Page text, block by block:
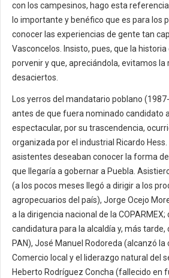
con los campesinos, hago esta
lo importante y benéfico que es para los
conocer las experiencias de gente tan
Vasconcelos. Insisto, pues, que la historia
porvenir y que, apreciándola, evitamos
desaciertos.
Los yerros del mandatario poblano
antes de que fuera nominado candidato
espectacular, por su trascendencia,
organizada por el industrial Ricardo
asistentes deseaban conocer la forma
que llegaría a gobernar a Puebla.
(a los pocos meses llegó a dirigir a los
agropecuarios del país), Jorge Ocejo
a la dirigencia nacional de la COPARMEX;
candidatura para la alcaldía y, más tarde,
PAN), José Manuel Rodoreda (alcanzó la
Comercio local y el liderazgo natural del
Heberto Rodríguez Concha (fallecido en